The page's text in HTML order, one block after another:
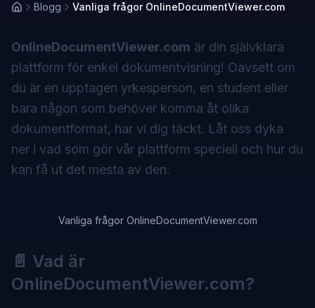
Blogg Vanliga frågor OnlineDocumentViewer.com
OnlineDocumentViewer.com är din självklara
plattform för enkel dokumentvisning! Oavsett om
du är en upptagen yrkesperson, en student eller
bara någon som behöver komma åt olika
dokumentformat, har vi dig täckt. Låt oss dyka
ner i vad som gör vår plattform speciell och hur du
kan få ut det mesta av den.
Vanliga frågor OnlineDocumentViewer.com
📄 Vad är
OnlineDocumentViewer.com?